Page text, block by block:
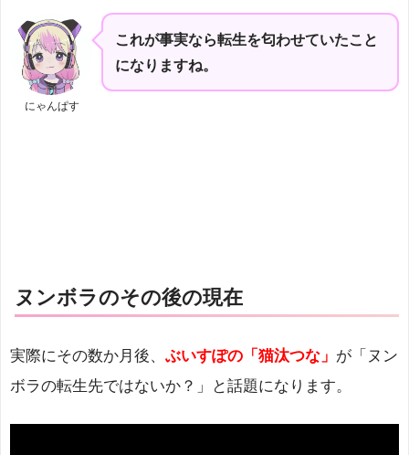
にゃんぱす
これが事実なら転生を匂わせていたこと
になりますね。
ヌンボラのその後の現在
実際にその数か月後、 ぶいすぽの「猫汰つな」 が「ヌン
ボラの転生先ではないか？」と話題になります。